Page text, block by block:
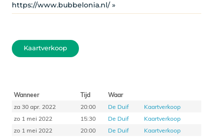
https://www.bubbelonia.nl/ »
Kaartverkoop
Wanneer Tijd
Waar
za 30 apr. 2022
20:00 De Duif
Kaartverkoop
zo 1 mei 2022
15:30 De Duif
Kaartverkoop
zo 1 mei 2022
20:00 De Duif
Kaartverkoop